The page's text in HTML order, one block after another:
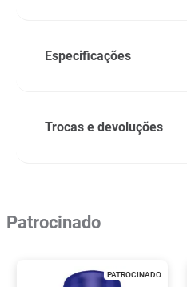
Especificações
Trocas e devoluções
Patrocinado
PATROCINADO